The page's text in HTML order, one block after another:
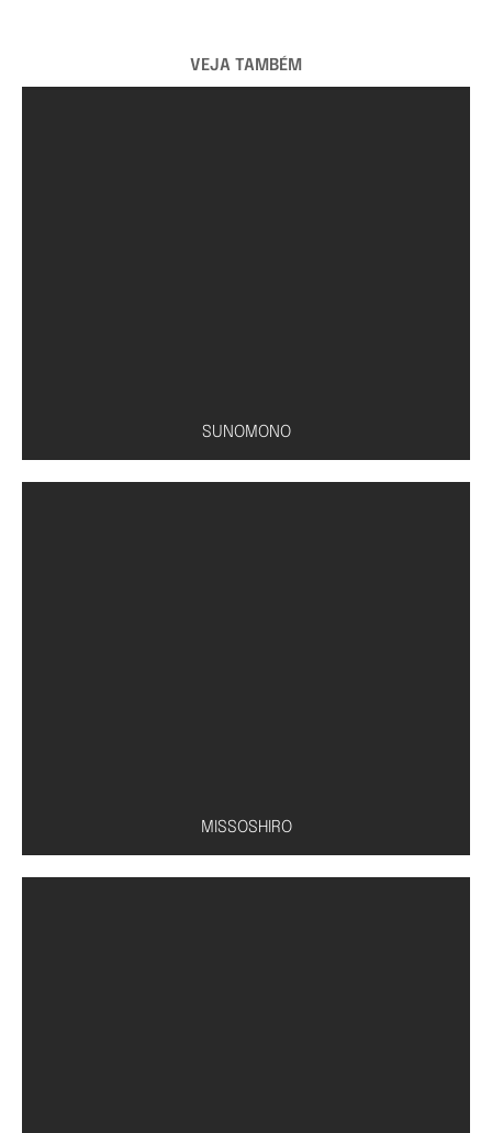
VEJA TAMBÉM
SUNOMONO
MISSOSHIRO